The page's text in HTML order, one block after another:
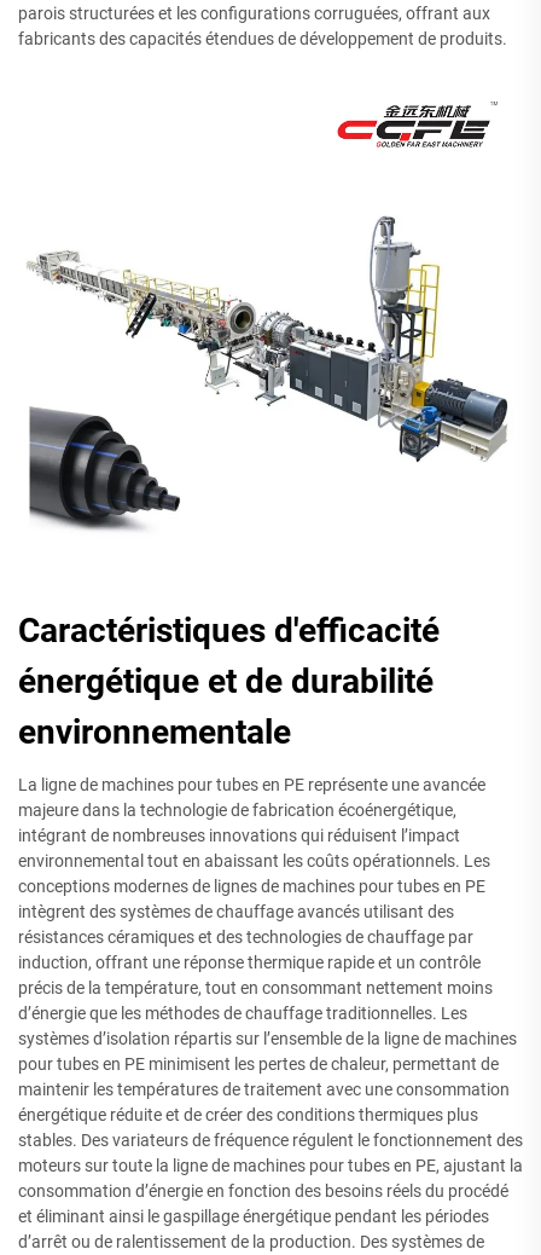
parois structurées et les configurations corruguées, offrant aux
fabricants des capacités étendues de développement de produits.
Caractéristiques d'efficacité
énergétique et de durabilité
environnementale
La ligne de machines pour tubes en PE représente une avancée
majeure dans la technologie de fabrication écoénergétique,
intégrant de nombreuses innovations qui réduisent l’impact
environnemental tout en abaissant les coûts opérationnels. Les
conceptions modernes de lignes de machines pour tubes en PE
intègrent des systèmes de chauffage avancés utilisant des
résistances céramiques et des technologies de chauffage par
induction, offrant une réponse thermique rapide et un contrôle
précis de la température, tout en consommant nettement moins
d’énergie que les méthodes de chauffage traditionnelles. Les
systèmes d’isolation répartis sur l’ensemble de la ligne de machines
pour tubes en PE minimisent les pertes de chaleur, permettant de
maintenir les températures de traitement avec une consommation
énergétique réduite et de créer des conditions thermiques plus
stables. Des variateurs de fréquence régulent le fonctionnement des
moteurs sur toute la ligne de machines pour tubes en PE, ajustant la
consommation d’énergie en fonction des besoins réels du procédé
et éliminant ainsi le gaspillage énergétique pendant les périodes
d’arrêt ou de ralentissement de la production. Des systèmes de